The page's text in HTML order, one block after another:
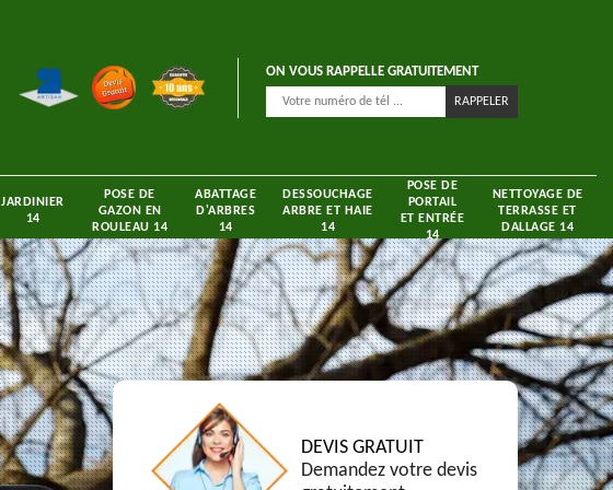
ON VOUS RAPPELLE GRATUITEMENT
JARDINIER
14
POSE DE
GAZON EN
ROULEAU 14
ABATTAGE
D'ARBRES
14
DESSOUCHAGE
ARBRE ET HAIE
14
POSE DE
PORTAIL
ET ENTRÉE
14
NETTOYAGE DE
TERRASSE ET
DALLAGE 14
DEVIS GRATUIT
Demandez votre devis